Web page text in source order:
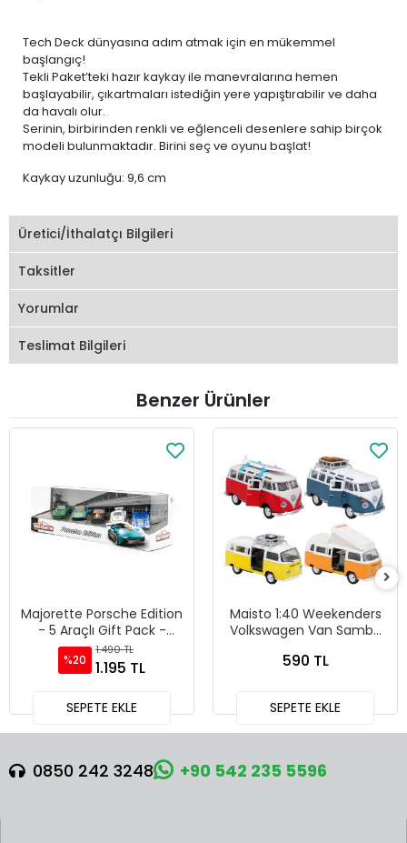
Tech Deck dünyasına adım atmak için en mükemmel
başlangıç!
Tekli Paket’teki hazır kaykay ile manevralarına hemen
başlayabilir, çıkartmaları istediğin yere yapıştırabilir ve daha
da havalı olur.
Serinin, birbirinden renkli ve eğlenceli desenlere sahip birçok
modeli bulunmaktadır. Birini seç ve oyunu başlat!
Kaykay uzunluğu: 9,6 cm
Üretici/İthalatçı Bilgileri
Taksitler
Yorumlar
Teslimat Bilgileri
Benzer Ürünler
Majorette Porsche Edition
- 5 Araçlı Gift Pack -
212053172
%20
1.490 TL
1.195 TL
SEPETE EKLE
Maisto 1:40 Weekenders
Volkswagen Van Samba
21237
590 TL
SEPETE EKLE
0850 242 3248 +90 542 235 5596